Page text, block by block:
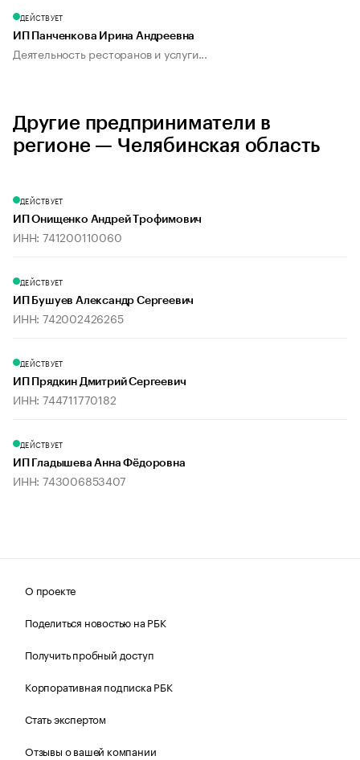
ДЕЙСТВУЕТ
ИП Панченкова Ирина Андреевна
Деятельность ресторанов и услуги...
Другие предприниматели в
регионе — Челябинская область
ДЕЙСТВУЕТ
ИП Онищенко Андрей Трофимович
ИНН: 741200110060
ДЕЙСТВУЕТ
ИП Бушуев Александр Сергеевич
ИНН: 742002426265
ДЕЙСТВУЕТ
ИП Прядкин Дмитрий Сергеевич
ИНН: 744711770182
ДЕЙСТВУЕТ
ИП Гладышева Анна Фёдоровна
ИНН: 743006853407
О проекте
Поделиться новостью на РБК
Получить пробный доступ
Корпоративная подписка РБК
Стать экспертом
Отзывы о вашей компании